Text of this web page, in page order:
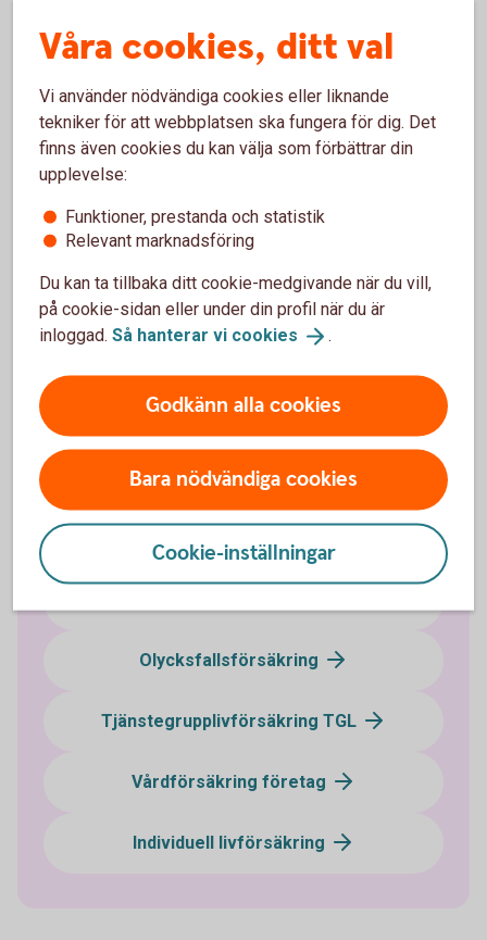
arbetsförmågan är nedsatt. För att kunna teckna
premiebefrielseförsäkring krävs godkänd
Sparandet i en depåförsäkring kan inte kombineras
med premiebefrielseförsäkring.
Försäkringsgivare
Swedbank Försäkring AB (swedbank.com)
Välj innehåll i pensionsplanen
Olycksfallsförsäkring
Tjänstegrupplivförsäkring TGL
Vårdförsäkring företag
Individuell livförsäkring
Våra cookies, ditt val
Vi använder nödvändiga cookies eller liknande
tekniker för att webbplatsen ska fungera för dig. Det
finns även cookies du kan välja som förbättrar din
upplevelse:
Funktioner, prestanda och statistik
Relevant marknadsföring
Du kan ta tillbaka ditt cookie-medgivande när du vill,
på cookie-sidan eller under din profil när du är
inloggad. Så hanterar vi cookies .
Godkänn alla cookies
Bara nödvändiga cookies
Cookie-inställningar